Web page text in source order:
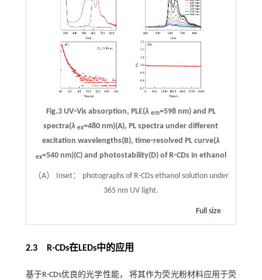
Fig.3 UV⁃Vis absorption, PLE(λ em=598 nm) and PL
spectra(λ ex=480 nm)(A), PL spectra under different
excitation wavelengths(B), time⁃resolved PL curve(λ
ex=540 nm)(C) and photostability(D) of R⁃CDs in ethanol
（A） Inset： photographs of R-CDs ethanol solution under
365 nm UV light.
Full size
2.3 R-CDs在LEDs中的应用
基于R-CDs优良的光学性能， 将其作为荧光粉材料应用于荧